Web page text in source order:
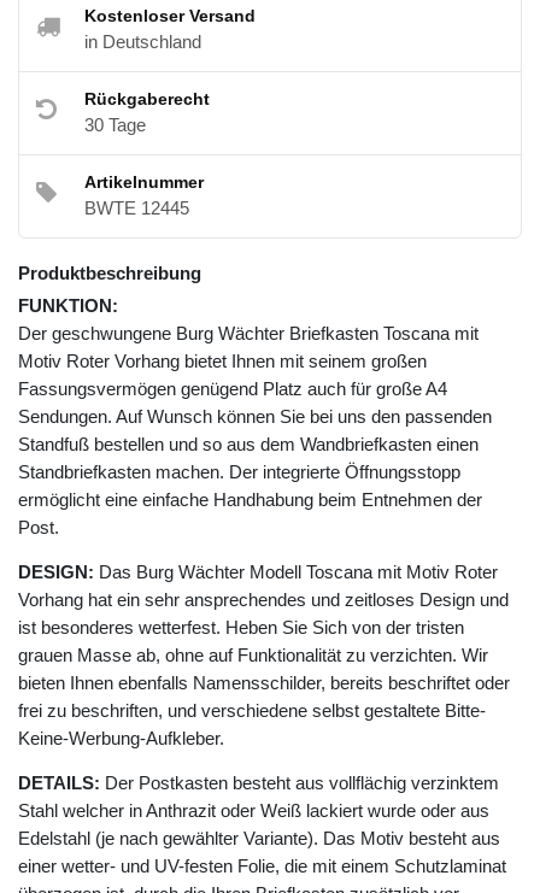
Kostenloser Versand
in Deutschland
Rückgaberecht
30 Tage
Artikelnummer
BWTE 12445
Produktbeschreibung
FUNKTION:
Der geschwungene Burg Wächter Briefkasten Toscana mit
Motiv Roter Vorhang bietet Ihnen mit seinem großen
Fassungsvermögen genügend Platz auch für große A4
Sendungen. Auf Wunsch können Sie bei uns den passenden
Standfuß bestellen und so aus dem Wandbriefkasten einen
Standbriefkasten machen. Der integrierte Öffnungsstopp
ermöglicht eine einfache Handhabung beim Entnehmen der
Post.
DESIGN: Das Burg Wächter Modell Toscana mit Motiv Roter
Vorhang hat ein sehr ansprechendes und zeitloses Design und
ist besonderes wetterfest. Heben Sie Sich von der tristen
grauen Masse ab, ohne auf Funktionalität zu verzichten. Wir
bieten Ihnen ebenfalls Namensschilder, bereits beschriftet oder
frei zu beschriften, und verschiedene selbst gestaltete Bitte-
Keine-Werbung-Aufkleber.
DETAILS: Der Postkasten besteht aus vollflächig verzinktem
Stahl welcher in Anthrazit oder Weiß lackiert wurde oder aus
Edelstahl (je nach gewählter Variante). Das Motiv besteht aus
einer wetter- und UV-festen Folie, die mit einem Schutzlaminat